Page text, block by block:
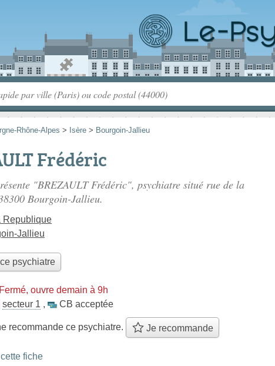
Rhône-Alpes > Isère > Bourgoin-Jallieu
Frédéric
"BREZAULT Frédéric", psychiatre situé rue de la
Bourgoin-Jallieu.
Republique
Jallieu
psychiatre
Fermé, ouvre demain à 9h
secteur 1 , CB acceptée
recommande ce psychiatre. Je recommande
fiche